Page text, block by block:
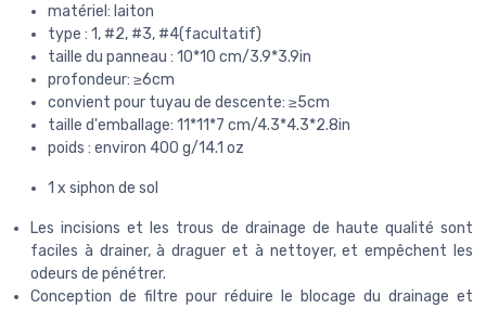
matériel: laiton
type : 1, #2, #3, #4(facultatif)
taille du panneau : 10*10 cm/3.9*3.9in
profondeur: ≥6cm
convient pour tuyau de descente: ≥5cm
taille d'emballage: 11*11*7 cm/4.3*4.3*2.8in
poids : environ 400 g/14.1 oz
1 x siphon de sol
Les incisions et les trous de drainage de haute qualité sont
faciles à drainer, à draguer et à nettoyer, et empêchent les
odeurs de pénétrer.
Conception de filtre pour réduire le blocage du drainage et